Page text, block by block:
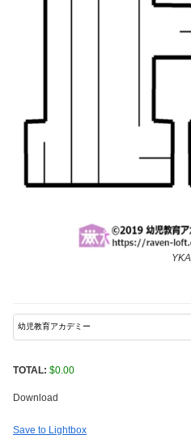
YKA
TOTAL: $0.00
Download
Save to Lightbox